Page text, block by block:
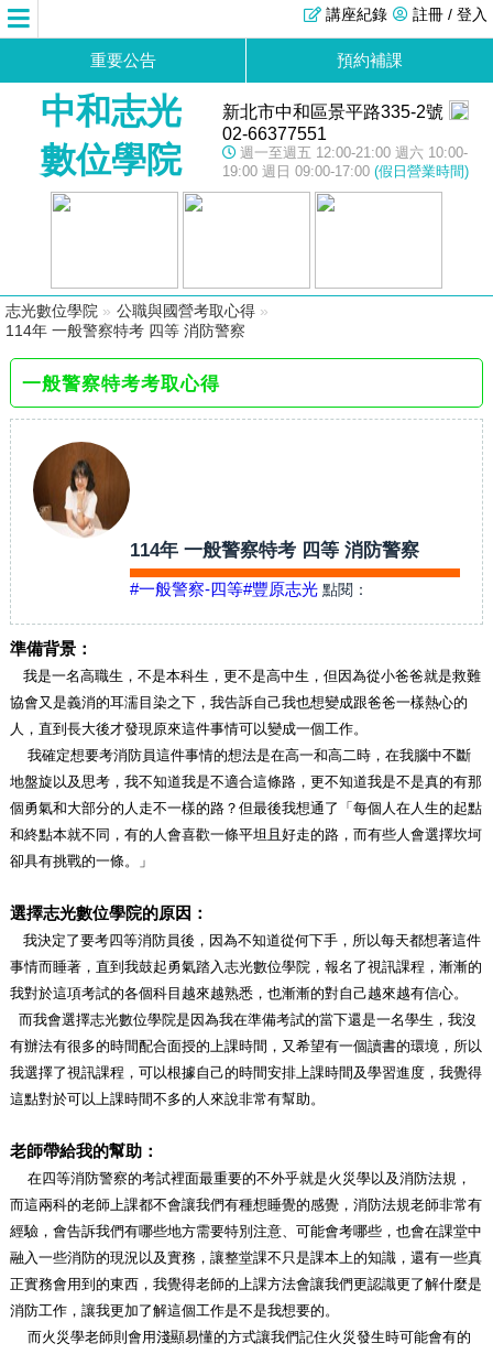
註冊 / 登入
講座紀錄
重要公告 預約補課
中和志光
數位學院
新北市中和區景平路335-2號
02-66377551
週一至週五 12:00-21:00 週六 10:00-
19:00 週日 09:00-17:00 (假日營業時間)
志光數位學院 » 公職與國營考取心得 »
114年 一般警察特考 四等 消防警察
一般警察特考考取心得
114年 一般警察特考 四等 消防警察
#一般警察-四等#豐原志光 點閱：
準備背景：
我是一名高職生，不是本科生，更不是高中生，但因為從小爸爸就是救難
協會又是義消的耳濡目染之下，我告訴自己我也想變成跟爸爸一樣熱心的
人，直到長大後才發現原來這件事情可以變成一個工作。
我確定想要考消防員這件事情的想法是在高一和高二時，在我腦中不斷
地盤旋以及思考，我不知道我是不適合這條路，更不知道我是不是真的有那
個勇氣和大部分的人走不一樣的路？但最後我想通了「每個人在人生的起點
和終點本就不同，有的人會喜歡一條平坦且好走的路，而有些人會選擇坎坷
卻具有挑戰的一條。」
選擇志光數位學院的原因：
我決定了要考四等消防員後，因為不知道從何下手，所以每天都想著這件
事情而睡著，直到我鼓起勇氣踏入志光數位學院，報名了視訊課程，漸漸的
我對於這項考試的各個科目越來越熟悉，也漸漸的對自己越來越有信心。
而我會選擇志光數位學院是因為我在準備考試的當下還是一名學生，我沒
有辦法有很多的時間配合面授的上課時間，又希望有一個讀書的環境，所以
我選擇了視訊課程，可以根據自己的時間安排上課時間及學習進度，我覺得
這點對於可以上課時間不多的人來說非常有幫助。
老師帶給我的幫助：
在四等消防警察的考試裡面最重要的不外乎就是火災學以及消防法規，
而這兩科的老師上課都不會讓我們有種想睡覺的感覺，消防法規老師非常有
經驗， 會告訴我們有哪些地方需要特別注意、可能會考哪些，也會在課堂中
融入一些消防的現況以及實務，讓整堂課不只是課本上的知識，還有一些真
正實務會用到的東西，我覺得老師的上課方法會讓我們更認識更了解什麼是
消防工作，讓我更加了解這個工作是不是我想要的。
而火災學老師則會用淺顯易懂的方式讓我們記住火災發生時可能會有的